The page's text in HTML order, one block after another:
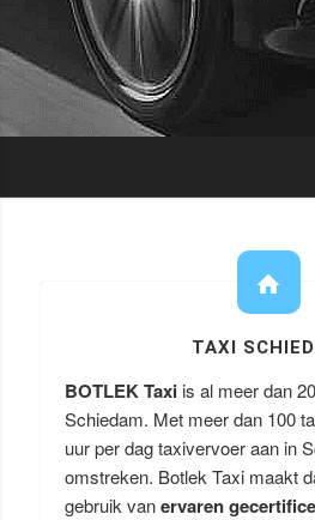
TAXI
BOTLEK Taxi is al meer dan
Schiedam. Met meer dan 100
uur per dag taxivervoer aan in
omstreken. Botlek Taxi maakt
gebruik vanervaren